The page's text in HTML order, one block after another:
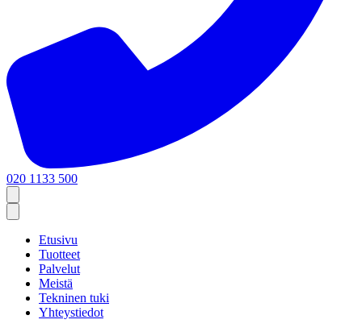
020 1133 500
Etusivu
Tuotteet
Palvelut
Meistä
Tekninen tuki
Yhteystiedot